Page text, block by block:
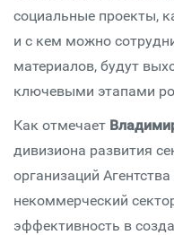
социальные проекты,
и с кем можно
материалов, будут
ключевыми этапами
Как отмечает
дивизиона развития
организаций
некоммерческий
эффективность в